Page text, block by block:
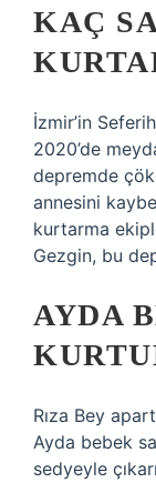
KAÇ
İzmir’in
2020’de
depremde
annesini
kurtarma
Gezgin, bu
AYDA
Rıza Bey
Ayda bebek
sedyeyle